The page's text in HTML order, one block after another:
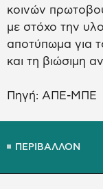
κοινών
με στόχο την
αποτύπωμα για
και τη βιώσιμη
Πηγή: ΑΠΕ-ΜΠΕ
ΠΕΡΙΒΑΛΛΟΝ